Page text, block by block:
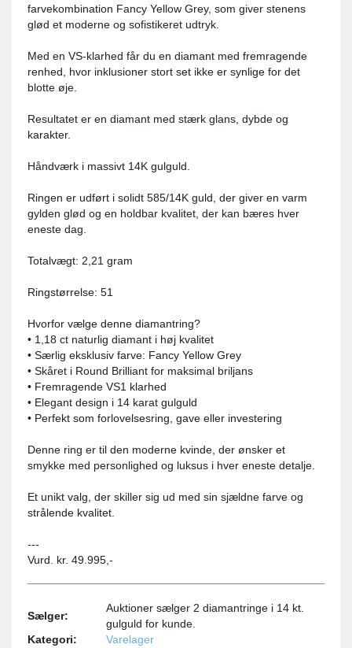
farvekombination Fancy Yellow Grey, som giver stenens
glød et moderne og sofistikeret udtryk.
Med en VS-klarhed får du en diamant med fremragende
renhed, hvor inklusioner stort set ikke er synlige for det
blotte øje.
Resultatet er en diamant med stærk glans, dybde og
karakter.
Håndværk i massivt 14K gulguld.
Ringen er udført i solidt 585/14K guld, der giver en varm
gylden glød og en holdbar kvalitet, der kan bæres hver
eneste dag.
Totalvægt: 2,21 gram
Ringstørrelse: 51
Hvorfor vælge denne diamantring?
• 1,18 ct naturlig diamant i høj kvalitet
• Særlig eksklusiv farve: Fancy Yellow Grey
• Skåret i Round Brilliant for maksimal briljans
• Fremragende VS1 klarhed
• Elegant design i 14 karat gulguld
• Perfekt som forlovelsesring, gave eller investering
Denne ring er til den moderne kvinde, der ønsker et
smykke med personlighed og luksus i hver eneste detalje.
Et unikt valg, der skiller sig ud med sin sjældne farve og
strålende kvalitet.
---
Vurd. kr. 49.995,-
Sælger:
Auktioner sælger 2 diamantringe i 14 kt.
gulguld for kunde.
Kategori:
Varelager